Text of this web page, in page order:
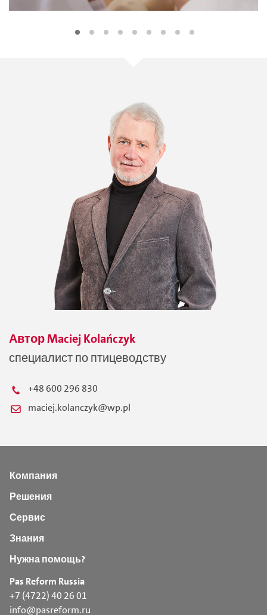
АвторMaciejKolańczyk
специалист по птицеводству
+48 600 296 830
maciej.kolanczyk@wp.pl
Компания
Решения
Сервис
Знания
Нужна помощь?
Pas Reform Russia
+7 (4722) 40 26 01
info@pasreform.ru